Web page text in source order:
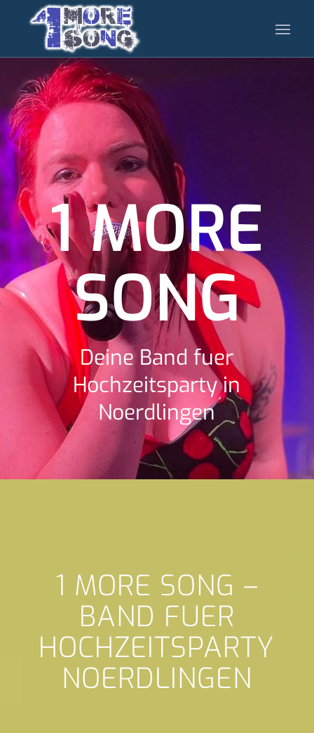
1 MORE
SONG
Deine Band fuer
Hochzeitsparty in
Noerdlingen
1 MORE SONG –
BAND FUER
HOCHZEITSPARTY
NOERDLINGEN